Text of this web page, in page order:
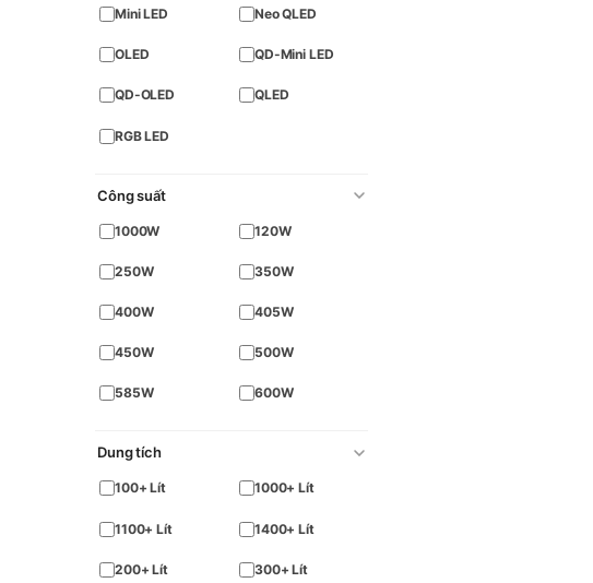
Mini LED Neo QLED
OLED QD-Mini LED
QD-OLED QLED
RGB LED
Công suất
1000W 120W
250W 350W
400W 405W
450W 500W
585W 600W
Dung tích
100+ Lít 1000+ Lít
1100+ Lít 1400+ Lít
200+ Lít 300+ Lít